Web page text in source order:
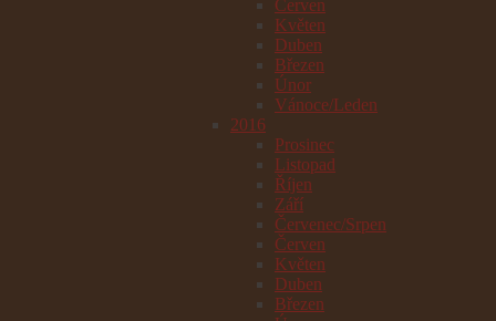
Červen
Květen
Duben
Březen
Únor
Vánoce/Leden
2016
Prosinec
Listopad
Říjen
Září
Červenec/Srpen
Červen
Květen
Duben
Březen